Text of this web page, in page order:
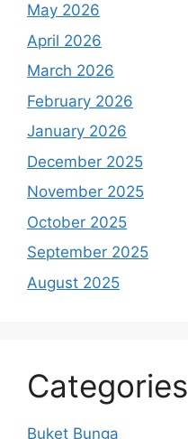
May 2026
April 2026
March 2026
February 2026
January 2026
December 2025
November 2025
October 2025
September 2025
August 2025
Categories
Buket Bunga